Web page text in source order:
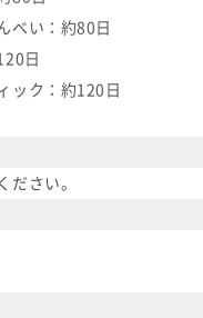
べい：約80日
日
ック：約120日
ださい。